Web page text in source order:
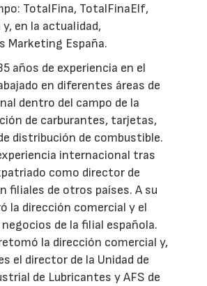
TotalFina, TotalFinaElf,
en la actualidad,
Marketing España.
años de experiencia en el
en diferentes áreas de
dentro del campo de la
de carburantes, tarjetas,
distribución de combustible.
internacional tras
como director de
filiales de otros países. A su
la dirección comercial y el
de la filial española.
la dirección comercial y,
el director de la Unidad de
de Lubricantes y AFS de